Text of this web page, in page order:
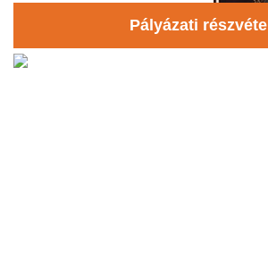
Pályázati részvétel